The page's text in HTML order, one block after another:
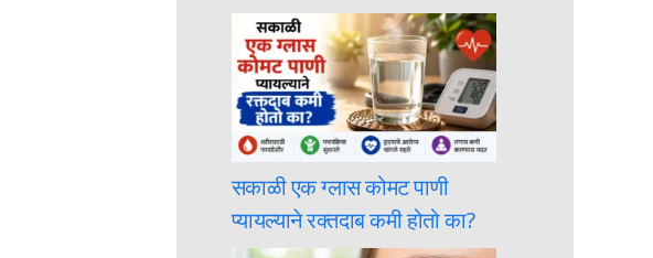
सकाळी एक ग्लास कोमट पाणी
प्यायल्याने रक्तदाब कमी होतो का?